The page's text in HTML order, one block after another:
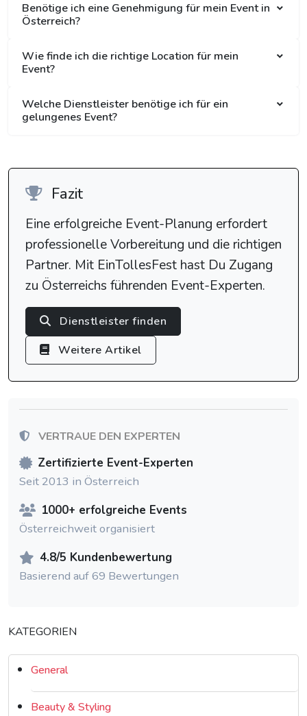
Benötige ich eine Genehmigung für mein Event in
Österreich?
Wie finde ich die richtige Location für mein
Event?
Welche Dienstleister benötige ich für ein
gelungenes Event?
Fazit
Eine erfolgreiche Event-Planung erfordert
professionelle Vorbereitung und die richtigen
Partner. Mit EinTollesFest hast Du Zugang
zu Österreichs führenden Event-Experten.
Dienstleister finden
Weitere Artikel
VERTRAUE DEN EXPERTEN
Zertifizierte Event-Experten
Seit 2013 in Österreich
1000+ erfolgreiche Events
Österreichweit organisiert
4.8/5 Kundenbewertung
Basierend auf 69 Bewertungen
KATEGORIEN
General
Beauty & Styling